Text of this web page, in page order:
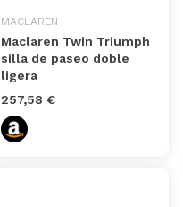
MACLAREN
Maclaren Twin Triumph
silla de paseo doble
ligera
257,58 €